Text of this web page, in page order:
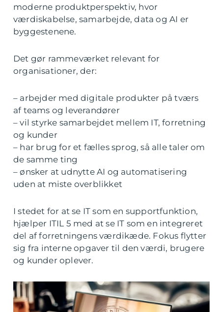
moderne produktperspektiv, hvor
værdiskabelse, samarbejde, data og AI er
byggestenene.
Det gør rammeværket relevant for
organisationer, der:
– arbejder med digitale produkter på tværs
af teams og leverandører
– vil styrke samarbejdet mellem IT, forretning
og kunder
– har brug for et fælles sprog, så alle taler om
de samme ting
– ønsker at udnytte AI og automatisering
uden at miste overblikket
I stedet for at se IT som en supportfunktion,
hjælper ITIL 5 med at se IT som en integreret
del af forretningens værdikæde. Fokus flytter
sig fra interne opgaver til den værdi, brugere
og kunder oplever.